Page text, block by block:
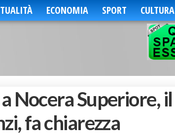
ECONOMIA SPORT CULTURA
Nocera Superiore, il
fa chiarezza